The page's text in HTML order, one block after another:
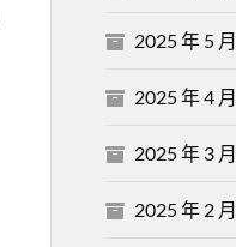
2025 年 5 月
2025 年 4 月
2025 年 3 月
2025 年 2 月